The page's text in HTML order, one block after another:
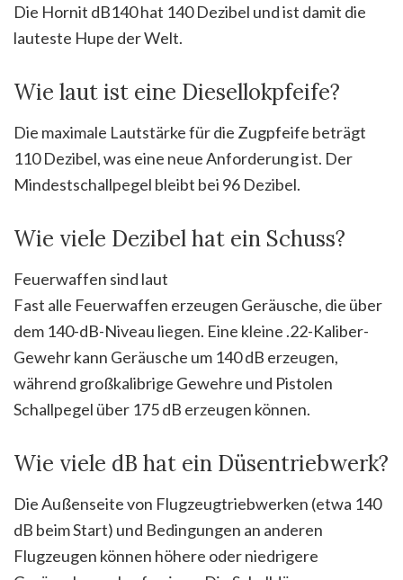
Die Hornit dB140 hat 140 Dezibel und ist damit die
lauteste Hupe der Welt.
Wie laut ist eine Diesellokpfeife?
Die maximale Lautstärke für die Zugpfeife beträgt
110 Dezibel, was eine neue Anforderung ist. Der
Mindestschallpegel bleibt bei 96 Dezibel.
Wie viele Dezibel hat ein Schuss?
Feuerwaffen sind laut
Fast alle Feuerwaffen erzeugen Geräusche, die über
dem 140-dB-Niveau liegen. Eine kleine .22-Kaliber-
Gewehr kann Geräusche um 140 dB erzeugen,
während großkalibrige Gewehre und Pistolen
Schallpegel über 175 dB erzeugen können.
Wie viele dB hat ein Düsentriebwerk?
Die Außenseite von Flugzeugtriebwerken (etwa 140
dB beim Start) und Bedingungen an anderen
Flugzeugen können höhere oder niedrigere